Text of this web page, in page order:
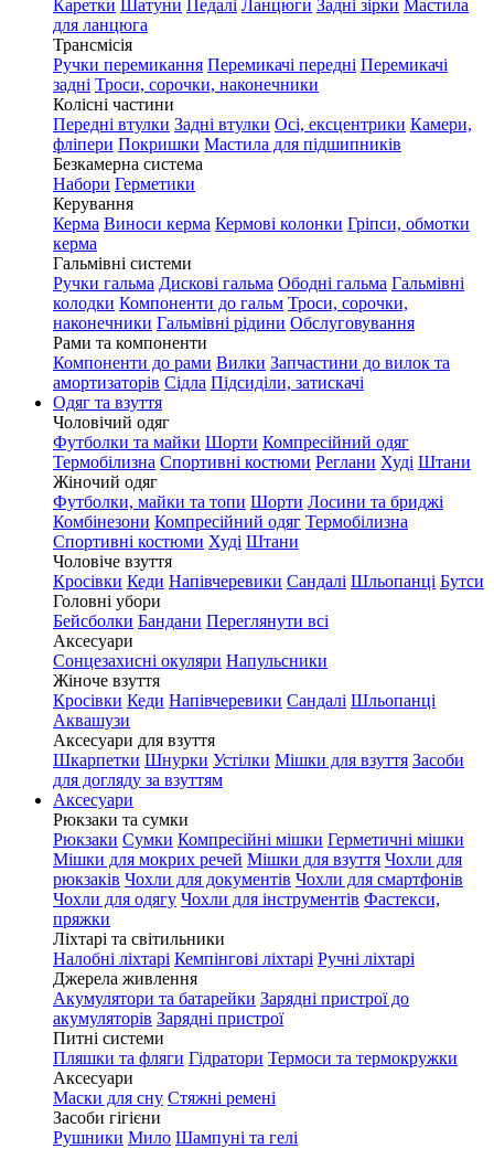
Каретки Шатуни Педалі Ланцюги Задні зірки Мастила
для ланцюга
Трансмісія
Ручки перемикання Перемикачі передні Перемикачі
задні Троси, сорочки, наконечники
Колісні частини
Передні втулки Задні втулки Осі, ексцентрики Камери,
фліпери Покришки Мастила для підшипників
Безкамерна система
Набори Герметики
Керування
Керма Виноси керма Кермові колонки Гріпси, обмотки
керма
Гальмівні системи
Ручки гальма Дискові гальма Ободні гальма Гальмівні
колодки Компоненти до гальм Троси, сорочки,
наконечники Гальмівні рідини Обслуговування
Рами та компоненти
Компоненти до рами Вилки Запчастини до вилок та
амортизаторів Сідла Підсиділи, затискачі
Одяг та взуття
Чоловічий одяг
Футболки та майки Шорти Компресійний одяг
Термобілизна Спортивні костюми Реглани Худі Штани
Жіночий одяг
Футболки, майки та топи Шорти Лосини та бриджі
Комбінезони Компресійний одяг Термобілизна
Спортивні костюми Худі Штани
Чоловіче взуття
Кросівки Кеди Напівчеревики Сандалі Шльопанці Бутси
Головні убори
Бейсболки Бандани Переглянути всі
Аксесуари
Сонцезахисні окуляри Напульсники
Жіноче взуття
Кросівки Кеди Напівчеревики Сандалі Шльопанці
Аквашузи
Аксесуари для взуття
Шкарпетки Шнурки Устілки Мішки для взуття Засоби
для догляду за взуттям
Аксесуари
Рюкзаки та сумки
Рюкзаки Сумки Компресійні мішки Герметичні мішки
Мішки для мокрих речей Мішки для взуття Чохли для
рюкзаків Чохли для документів Чохли для смартфонів
Чохли для одягу Чохли для інструментів Фастекси,
пряжки
Ліхтарі та світильники
Налобні ліхтарі Кемпінгові ліхтарі Ручні ліхтарі
Джерела живлення
Акумулятори та батарейки Зарядні пристрої до
акумуляторів Зарядні пристрої
Питні системи
Пляшки та фляги Гідратори Термоси та термокружки
Аксесуари
Маски для сну Стяжні ремені
Засоби гігієни
Рушники Мило Шампуні та гелі